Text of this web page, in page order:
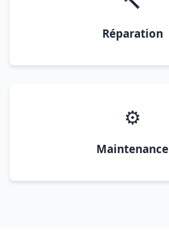
Réparation
⚙️
Maintenance